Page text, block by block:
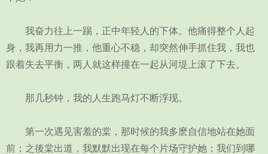
我奋力往上一踢，正中年轻人的下体。他痛得整个人起
身，我再用力一推，他重心不稳，却突然伸手抓住我，我也
跟着失去平衡，两人就这样撞在一起从河堤上滚了下去。
那几秒钟，我的人生跑马灯不断浮现。
第一次遇见害羞的棠，那时候的我多麽自信地站在她面
前；之後棠出道，我默默出现在每个片场守护她；我们到哪